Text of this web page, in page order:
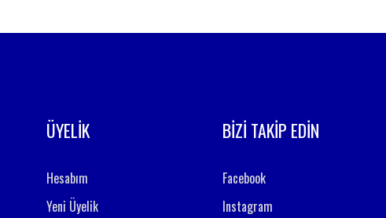
ÜYELİK
Hesabım
Yeni Üyelik
BİZİ TAKİP EDİN
Facebook
Instagram